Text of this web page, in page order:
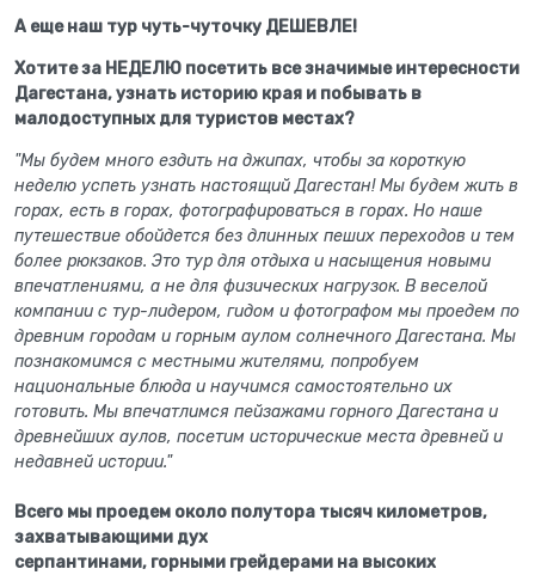
А еще наш тур чуть-чуточку ДЕШЕВЛЕ!
Хотите за НЕДЕЛЮ посетить все значимые интересности
Дагестана, узнать историю края и побывать в
малодоступных для туристов местах?
"Мы будем много ездить на джипах, чтобы за короткую
неделю успеть узнать настоящий Дагестан! Мы будем жить в
горах, есть в горах, фотографироваться в горах. Но наше
путешествие обойдется без длинных пеших переходов и тем
более рюкзаков. Это тур для отдыха и насыщения новыми
впечатлениями, а не для физических нагрузок. В веселой
компании с тур-лидером, гидом и фотографом мы проедем по
древним городам и горным аулом солнечного Дагестана. Мы
познакомимся с местными жителями, попробуем
национальные блюда и научимся самостоятельно их
готовить. Мы впечатлимся пейзажами горного Дагестана и
древнейших аулов, посетим исторические места древней и
недавней истории."
Всего мы проедем около полутора тысяч километров,
захватывающими дух
серпантинами, горными грейдерами на высоких